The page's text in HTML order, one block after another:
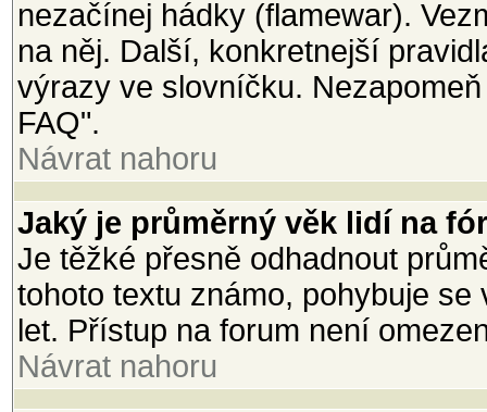
nezačínej hádky (flamewar).
na něj. Další, konkretnejší
výrazy ve slovníčku.
FAQ".
Návrat nahoru
Jaký je průměrný věk lidí na
Je těžké přesně odhadnout
tohoto textu známo, pohybuje
let. Přístup na forum není
Návrat nahoru